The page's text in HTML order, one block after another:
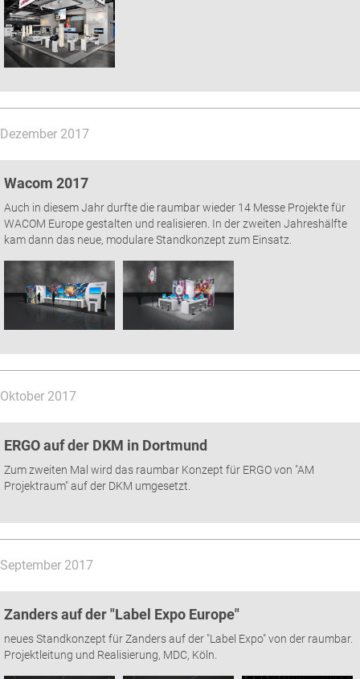
Dezember 2017
Wacom 2017
Auch in diesem Jahr durfte die raumbar wieder 14 Messe Projekte für
WACOM Europe gestalten und realisieren. In der zweiten Jahreshälfte
kam dann das neue, modulare Standkonzept zum Einsatz.
Oktober 2017
ERGO auf der DKM in Dortmund
Zum zweiten Mal wird das raumbar Konzept für ERGO von "AM
Projektraum" auf der DKM umgesetzt.
September 2017
Zanders auf der "Label Expo Europe"
neues Standkonzept für Zanders auf der "Label Expo" von der raumbar.
Projektleitung und Realisierung, MDC, Köln.